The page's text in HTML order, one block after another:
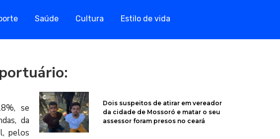
Saúde Cultura Estilo de vida
se
da
pelos
Dois suspeitos de atirar em vereador
da cidade de Mossoró e matar o seu
assessor foram presos no ceará